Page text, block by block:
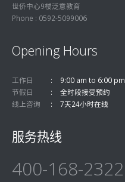
世侨中心9楼泛意教育
Phone : 0592-5099006
Opening Hours
工作日
9:00 am to 6:00 pm
节假日
全时段接受预约
线上咨询
7天24小时在线
服务热线
400-168-2322